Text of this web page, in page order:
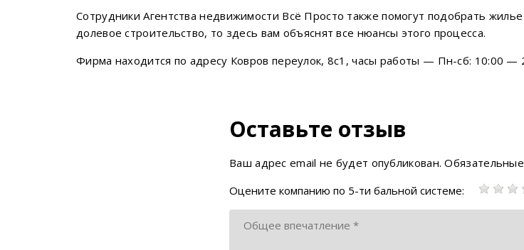
Сотрудники Агентства недвижимости Всё Просто также помогут подобрать
долевое строительство, то здесь вам объяснят все нюансы этого процесса.
Фирма находится по адресу Ковров переулок, 8с1, часы работы — Пн-сб: 10:00 —
Оставьте отзыв
Ваш адрес email не будет опубликован.
Оцените компанию по 5-ти бальной системе: